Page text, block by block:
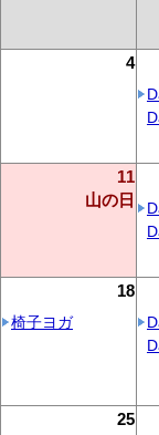
4
11
山の日
18
椅子ヨガ
25